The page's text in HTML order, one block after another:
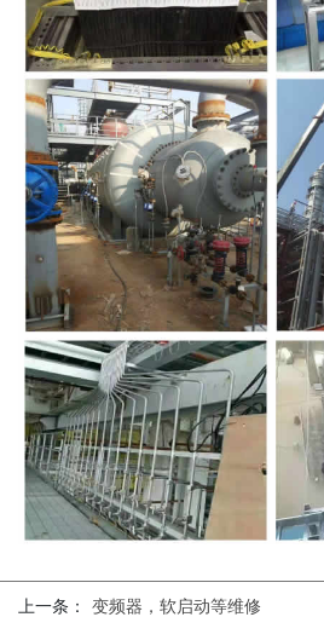
上一条：
变频器，软启动等维修